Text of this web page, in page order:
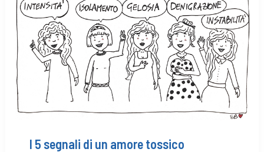
I 5 segnali di un amore tossico